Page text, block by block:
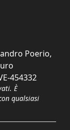
Poerio,
454332
È
qualsiasi